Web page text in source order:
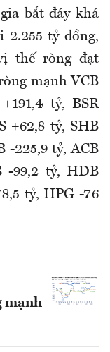
bắt đáy khá
2.255 tỷ đồng,
thế ròng đạt
mạnh VCB
tỷ, BSR
+62,8 tỷ, SHB
-225,9 tỷ, ACB
-99,2 tỷ, HDB
tỷ, HPG -76
mạnh